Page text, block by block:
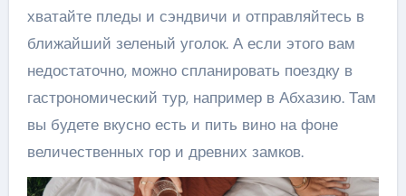
хватайте пледы и сэндвичи и отправляйтесь в
ближайший зеленый уголок. А если этого вам
недостаточно, можно спланировать поездку в
гастрономический тур, например в Абхазию. Там
вы будете вкусно есть и пить вино на фоне
величественных гор и древних замков.